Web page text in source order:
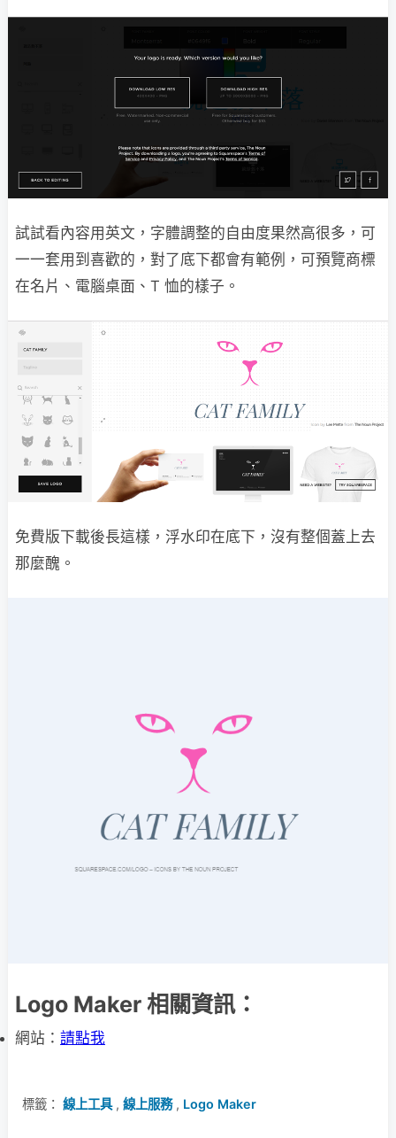
試試看內容用英文，字體調整的自由度果然高很多，可
一一套用到喜歡的，對了底下都會有範例，可預覽商標
在名片、電腦桌面、T 恤的樣子。
免費版下載後長這樣，浮水印在底下，沒有整個蓋上去
那麼醜。
Logo Maker 相關資訊：
網站： 請點我
標籤： 線上工具, 線上服務, Logo Maker